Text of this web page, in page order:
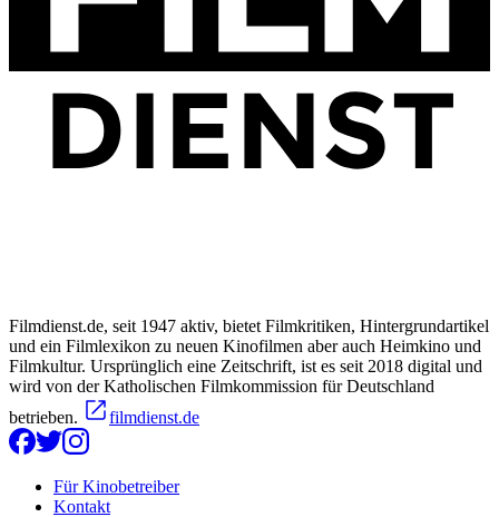
Filmdienst.de, seit 1947 aktiv, bietet Filmkritiken, Hintergrundartikel
und ein Filmlexikon zu neuen Kinofilmen aber auch Heimkino und
Filmkultur. Ursprünglich eine Zeitschrift, ist es seit 2018 digital und
wird von der Katholischen Filmkommission für Deutschland
betrieben.
filmdienst.de
Für Kinobetreiber
Kontakt